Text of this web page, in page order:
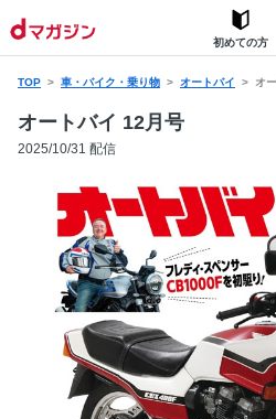
初めての方
TOP 車・バイク・乗り物 オートバイ オ
オートバイ 12月号
2025/10/31 配信